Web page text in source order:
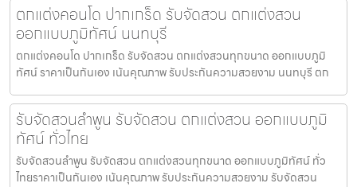
ตกแต่งคอนโด ปากเกร็ด รับจัดสวน ตกแต่งสวน
ออกแบบภูมิทัศน์ นนทบุรี
ตกแต่งคอนโด ปากเกร็ด รับจัดสวน ตกแต่งสวนทุกขนาด ออกแบบภูมิ
ทัศน์ ราคาเป็นกันเอง เน้นคุณภาพ รับประกันความสวยงาม นนทบุรี ตก
รับจัดสวนลำพูน รับจัดสวน ตกแต่งสวน ออกแบบภูมิ
ทัศน์ ทั่วไทย
รับจัดสวนลำพูน รับจัดสวน ตกแต่งสวนทุกขนาด ออกแบบภูมิทัศน์ ทั่ว
ไทยราคาเป็นกันเอง เน้นคุณภาพ รับประกันความสวยงาม รับจัดสวน